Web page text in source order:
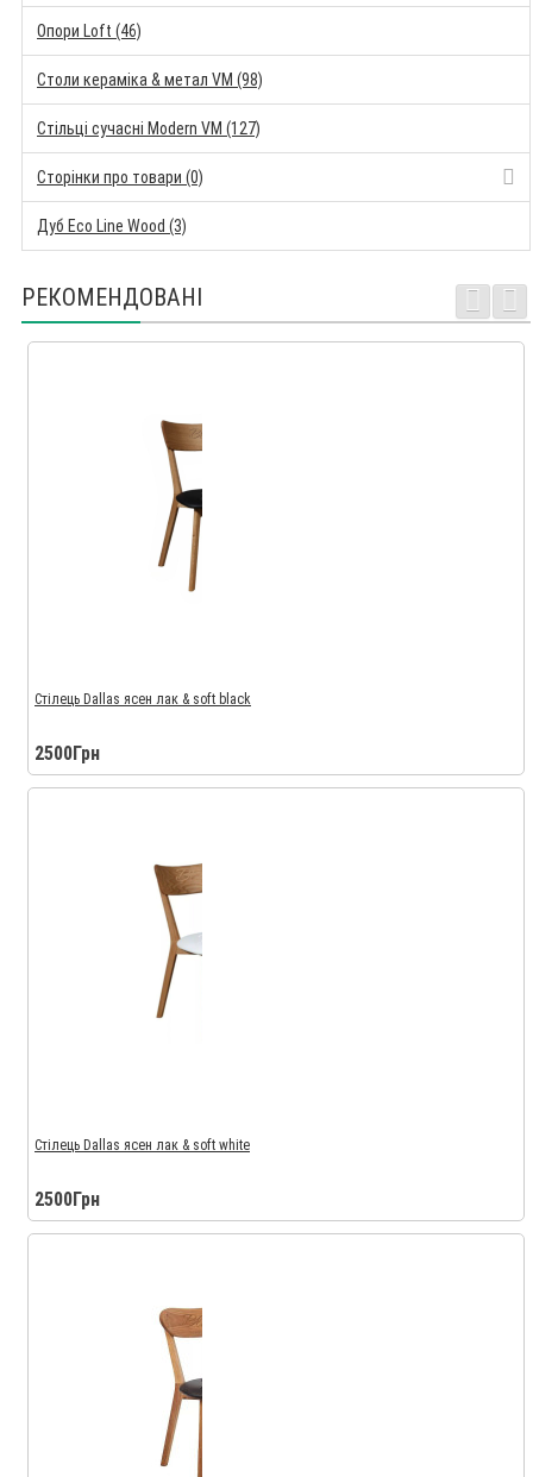
Опори Loft (46)
Столи кераміка & метал VM (98)
Стільці сучасні Modern VM (127)
Сторінки про товари (0)
Дуб Eco Line Wood (3)
РЕКОМЕНДОВАНІ
Стілець Dallas ясен лак & soft black
2500Грн
Стілець Dallas ясен лак & soft white
2500Грн